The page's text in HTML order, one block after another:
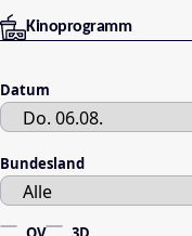
Kinoprogramm
Datum
Bundesland